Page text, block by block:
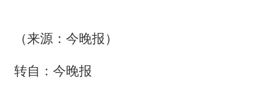
（来源：今晚报）
转自：今晚报